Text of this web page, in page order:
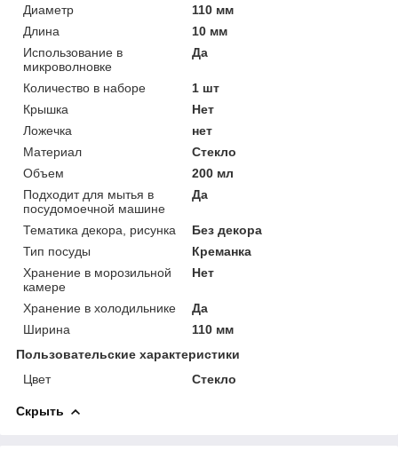
Диаметр
110 мм
Длина
10 мм
Использование в
микроволновке
Да
Количество в наборе
1 шт
Крышка
Нет
Ложечка
нет
Материал
Стекло
Объем
200 мл
Подходит для мытья в
посудомоечной машине
Да
Тематика декора, рисунка
Без декора
Тип посуды
Креманка
Хранение в морозильной
камере
Нет
Хранение в холодильнике
Да
Ширина
110 мм
Пользовательские характеристики
Цвет
Стекло
Скрыть